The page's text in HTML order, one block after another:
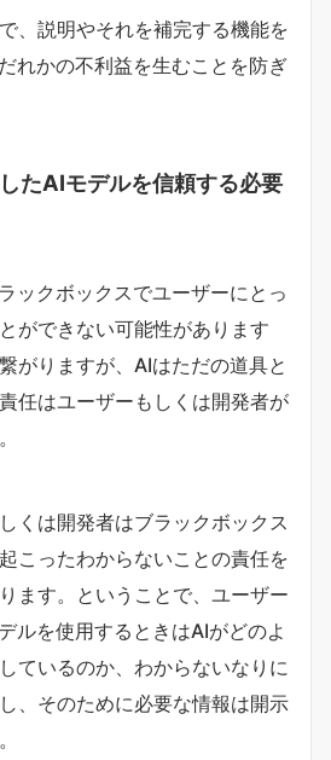
、説明やそれを補完する機能を
れかの不利益を生むことを防ぎ
たAIモデルを信頼する必要
ックボックスでユーザーにとっ
ができない可能性があります
がりますが、AIはただの道具と
任はユーザーもしくは開発者が
くは開発者はブラックボックス
こったわからないことの責任を
ます。ということで、ユーザー
ルを使用するときはAIがどのよ
ているのか、わからないなりに
、そのために必要な情報は開示